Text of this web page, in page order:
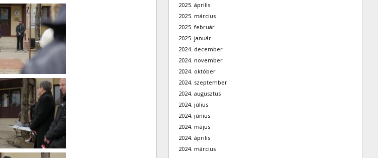
2025. április
2025. március
2025. február
2025. január
2024. december
2024. november
2024. október
2024. szeptember
2024. augusztus
2024. július
2024. június
2024. május
2024. április
2024. március